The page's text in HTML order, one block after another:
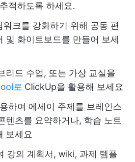
적하도록 하세요.
워크를 강화하기 위해 공동 편
및 화이트보드를 만들어 보세
리드 수업, 또는 가상 교실을
로 ClickUp을 활용해 보세요
하여 에세이 주제를 브레인스
텐츠를 요약하거나, 학습 노트
보세요
강의 계획서, wiki, 과제 템플